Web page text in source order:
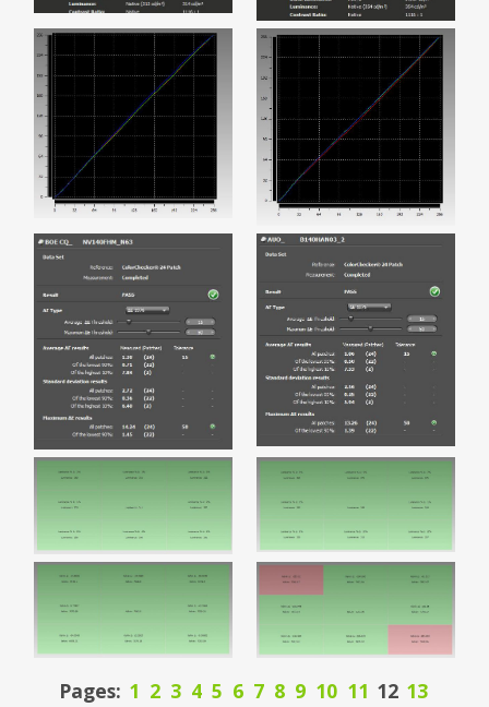
Pages: 1 2 3 4 5 6 7 8 9 10 11 12 13